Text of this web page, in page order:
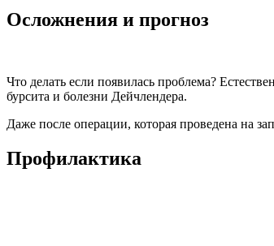
Осложнения и прогноз
Что делать если появилась проблема?
бурсита и болезни Дейчлендера.
Даже после операции, которая проведена на
Профилактика